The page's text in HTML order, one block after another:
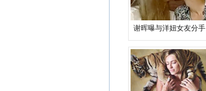
谢晖曝与洋妞女友分手